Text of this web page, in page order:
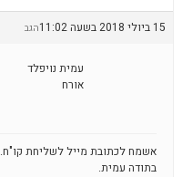
15 ביולי 2018 בשעה 11:02 הגב
עמית נויפלד
אורח
אשמח לכתובת מייל לשליחת קו"ח.
בתודה עמית.